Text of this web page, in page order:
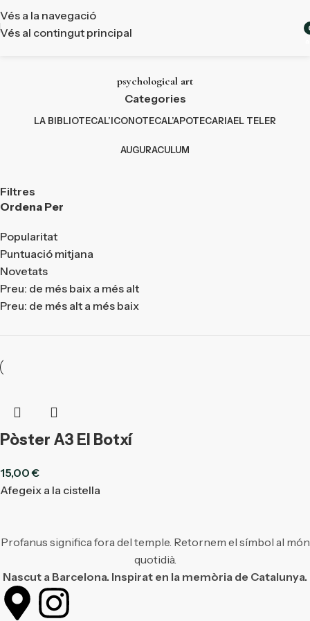
Vés a la navegació
Vés al contingut principal
psychological art
Categories
LA BIBLIOTECAL’ICONOTECAL’APOTECARIAEL TELER
AUGURACULUM
Filtres
Ordena Per
Popularitat
Puntuació mitjana
Novetats
Preu: de més baix a més alt
Preu: de més alt a més baix
Pòster A3 El Botxí
15,00€
Afegeix a la cistella
Profanus significa fora del temple. Retornem el símbol al món
quotidià.
Nascut a Barcelona. Inspirat en la memòria de Catalunya.